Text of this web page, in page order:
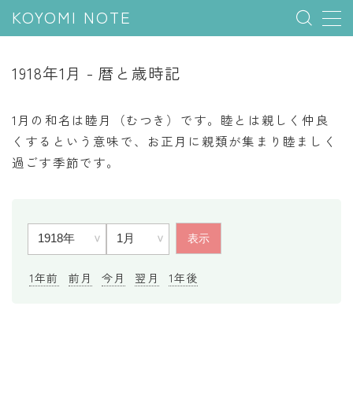
KOYOMI NOTE
五節句
年中行事
七十二候
雑節
1918年1月 - 暦と歳時記
1月の和名は睦月（むつき）です。睦とは親しく仲良
くするという意味で、お正月に親類が集まり睦ましく
過ごす季節です。
1年前 前月 今月 翌月 1年後